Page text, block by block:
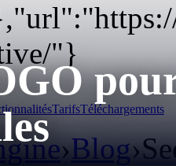
"}
TarifsTéléchargements
›Blog›